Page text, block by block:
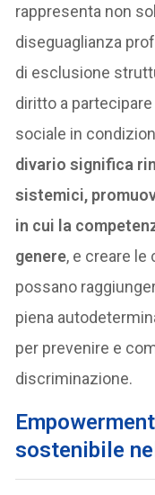
rappresenta non
diseguaglianza
di esclusione
diritto a
sociale in
divario significa
sistemici,
in cui la
genere, e creare
possano
piena
per prevenire e
discriminazione.
sostenibile